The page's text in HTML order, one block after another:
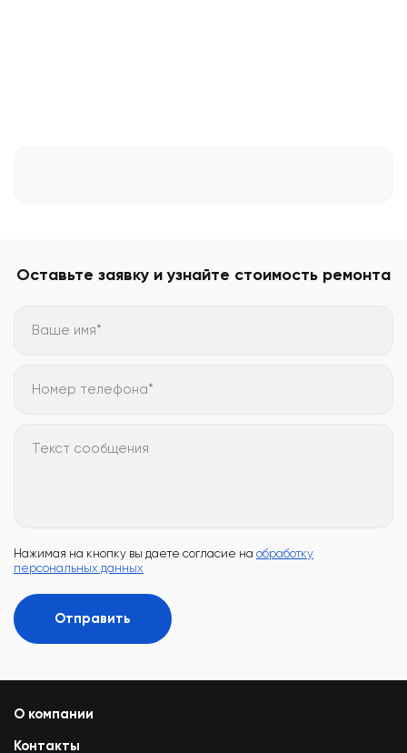
Оставьте заявку и узнайте стоимость ремонта
Ваше имя*
Номер телефона*
Текст сообщения
Нажимая на кнопку вы даете согласие на обработку
персональных данных
Отправить
О компании
Контакты